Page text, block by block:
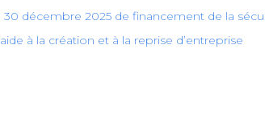
30 décembre 2025 de financement de la
à la création et à la reprise d’entreprise